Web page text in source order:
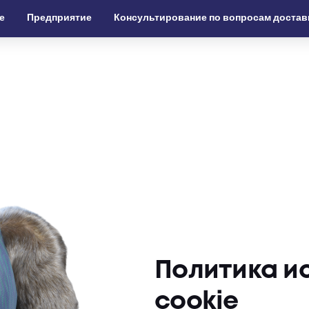
Предприятие Консультирование по вопросам
Политика
cookie